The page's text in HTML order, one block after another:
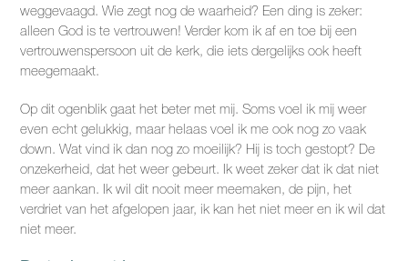
weggevaagd. Wie zegt nog de waarheid? Een ding is zeker:
alleen God is te vertrouwen! Verder kom ik af en toe bij een
vertrouwenspersoon uit de kerk, die iets dergelijks ook heeft
meegemaakt.
Op dit ogenblik gaat het beter met mij. Soms voel ik mij weer
even echt gelukkig, maar helaas voel ik me ook nog zo vaak
down. Wat vind ik dan nog zo moeilijk? Hij is toch gestopt? De
onzekerheid, dat het weer gebeurt. Ik weet zeker dat ik dat niet
meer aankan. Ik wil dit nooit meer meemaken, de pijn, het
verdriet van het afgelopen jaar, ik kan het niet meer en ik wil dat
niet meer.